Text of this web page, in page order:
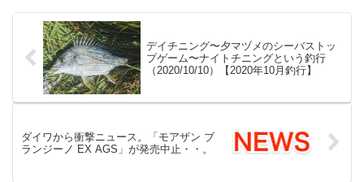
デイチニング〜夕マヅメのシーバストッ
プゲーム〜ナイトチニングという釣行
（2020/10/10）【2020年10月釣行】
ダイワから衝撃ニュース。「モアザン ブ
ランジーノ EX AGS」が発売中止・・。